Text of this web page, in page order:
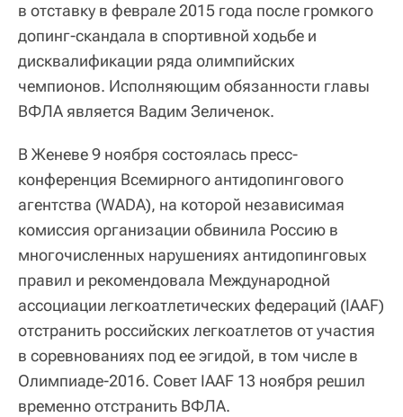
в отставку в феврале 2015 года после громкого
допинг-скандала в спортивной ходьбе и
дисквалификации ряда олимпийских
чемпионов. Исполняющим обязанности главы
ВФЛА является Вадим Зеличенок.
В Женеве 9 ноября состоялась пресс-
конференция Всемирного антидопингового
агентства (WADA), на которой независимая
комиссия организации обвинила Россию в
многочисленных нарушениях антидопинговых
правил и рекомендовала Международной
ассоциации легкоатлетических федераций (IAAF)
отстранить российских легкоатлетов от участия
в соревнованиях под ее эгидой, в том числе в
Олимпиаде-2016. Совет IAAF 13 ноября решил
временно отстранить ВФЛА.